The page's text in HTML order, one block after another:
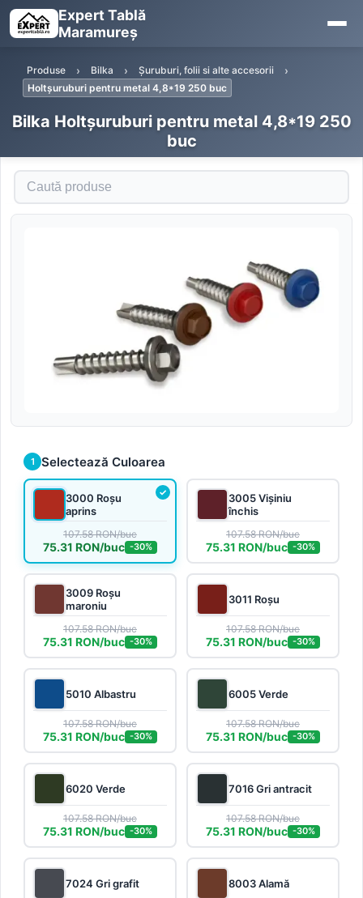
Expert Tablă
Maramureș
Produse Bilka
Șuruburi, folii si alte accesorii
Holtșuruburi pentru metal 4,8*19 250 buc
Bilka Holtșuruburi pentru metal 4,8*19 250
buc
Caută produse
1 Selectează Culoarea
3000 Roșu
aprins
107.58 RON/buc
75.31 RON/buc -30%
3005 Vișiniu
închis
107.58 RON/buc
75.31 RON/buc -30%
3009 Roșu
maroniu
107.58 RON/buc
75.31 RON/buc -30%
3011 Roșu
107.58 RON/buc
75.31 RON/buc -30%
5010 Albastru
107.58 RON/buc
75.31 RON/buc -30%
6005 Verde
107.58 RON/buc
75.31 RON/buc -30%
6020 Verde
107.58 RON/buc
75.31 RON/buc -30%
7016 Gri antracit
107.58 RON/buc
75.31 RON/buc -30%
7024 Gri grafit 8003 Alamă